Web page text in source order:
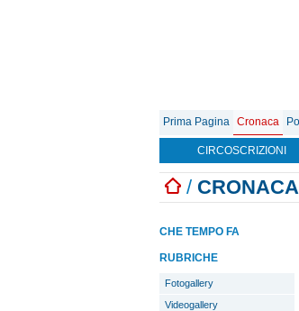
Prima Pagina Cronaca
CIRCOSCRIZIONI
/ CRONACA
CHE TEMPO FA
RUBRICHE
Fotogallery
Videogallery